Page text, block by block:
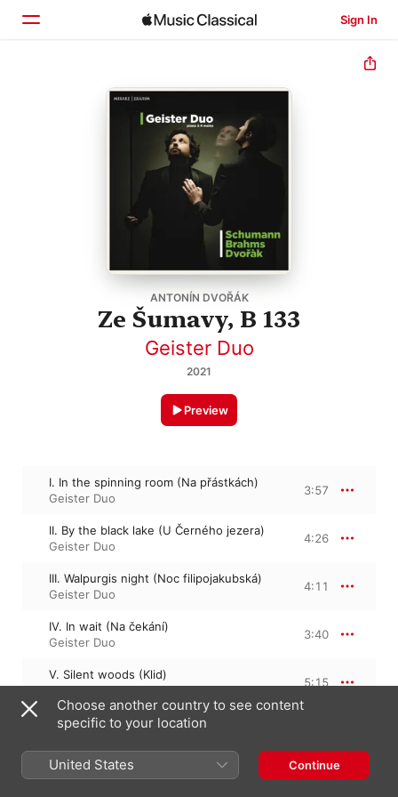
Sign In
ANTONÍN DVOŘÁK
Ze Šumavy, B 133
Geister Duo
2021
Preview
I. In the spinning room (Na přástkách)
Geister Duo
3:57
II. By the black lake (U Černého jezera)
Geister Duo
4:26
III. Walpurgis night (Noc filipojakubská)
Geister Duo
4:11
IV. In wait (Na čekání)
Geister Duo
3:40
V. Silent woods (Klid)
Geister Duo
5:15
VI. In stormy times (Z bouřlivých dob)
Choose another country to see content
specific to your location
United States Continue